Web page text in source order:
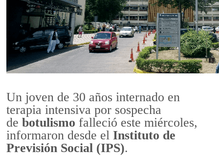
Un joven de 30 años internado en
terapia intensiva por sospecha
debotulismo falleció este miércoles,
informaron desde el Instituto de
Previsión Social (IPS).